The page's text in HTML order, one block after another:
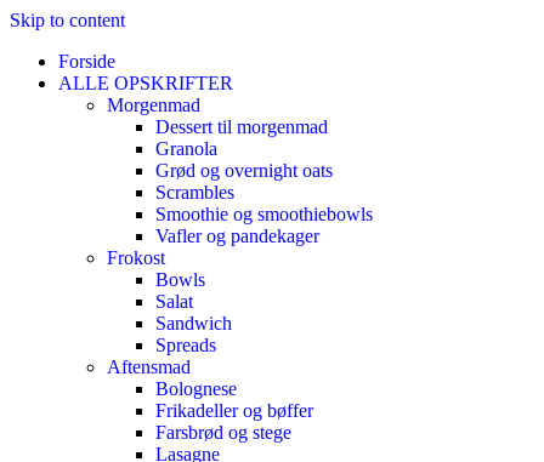
Skip to content
Forside
ALLE OPSKRIFTER
Morgenmad
Dessert til morgenmad
Granola
Grød og overnight oats
Scrambles
Smoothie og smoothiebowls
Vafler og pandekager
Frokost
Bowls
Salat
Sandwich
Spreads
Aftensmad
Bolognese
Frikadeller og bøffer
Farsbrød og stege
Lasagne